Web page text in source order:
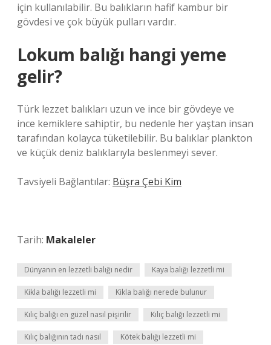
için kullanılabilir. Bu balıkların hafif kambur bir
gövdesi ve çok büyük pulları vardır.
Lokum balığı hangi yeme
gelir?
Türk lezzet balıkları uzun ve ince bir gövdeye ve
ince kemiklere sahiptir, bu nedenle her yaştan insan
tarafından kolayca tüketilebilir. Bu balıklar plankton
ve küçük deniz balıklarıyla beslenmeyi sever.
Tavsiyeli Bağlantılar: Büşra Çebi Kim
Tarih: Makaleler
Dünyanın en lezzetli balığı nedir Kaya balığı lezzetli mi
Kikla balığı lezzetli mi Kikla balığı nerede bulunur
Kılıç balığı en güzel nasıl pişirilir Kılıç balığı lezzetli mi
Kılıç balığının tadı nasıl Kötek balığı lezzetli mi